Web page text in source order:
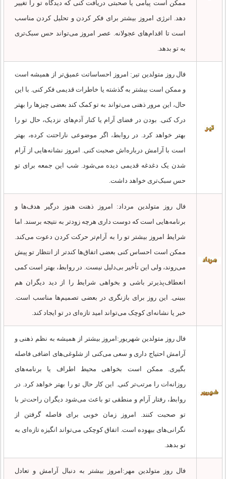
ممکن است پیامی یا صحبتی دریافت کنی که دیدگاه تو را تغییر
دهد. انرژی امروز بیشتر برای فکر کردن و تحلیل کردن مناسب
است تا اقدام‌های عجولانه. عصر امروز می‌تواند حس سبک‌تری
به تو بدهد.
فال روز متولدین تیر: امروز احساساتت عمیق‌تر از همیشه است
و ممکن است بیشتر به گذشته یا خاطرات قدیمی فکر کنی. با این
حال، این مرور ذهنی می‌تواند به تو کمک کند بعضی چیزها را بهتر
درک کنی. بودن در فضای آرام یا کنار آدم‌های نزدیک، حال تو را
بهتر خواهد کرد. در روابط، اگر موضوعی ناراحتت کرده، بهتر
است با آرامش درباره‌اش صحبت کنی. امروز نشانه‌هایی از آرام
شدن یک دغدغه قدیمی دیده می‌شود. شب این جمعه برای تو
حس سبک‌تری خواهد داشت.
فال روز متولدین مرداد: امروز ذهنت هنوز درگیر هدف‌ها و
برنامه‌هایی است که دوست داری هرچه زودتر به نتیجه برسند. اما
شرایط امروز بیشتر تو را به آرام‌تر حرکت کردن دعوت می‌کند.
ممکن است احساس کنی بعضی اتفاق‌ها کندتر از انتظار تو پیش
می‌روند، ولی این تأخیر بی‌دلیل نیست. در روابط، بهتر است کمی
انعطاف‌پذیرتر باشی و بخواهی شرایط را از دید دیگران هم
ببینی. این روز برای بازنگری در بعضی تصمیم‌ها مناسب است.
خبر یا نشانه‌ای کوچک می‌تواند امید تازه‌ای در تو ایجاد کند.
فال روز متولدین شهریور:امروز بیشتر از همیشه به نظم ذهنی و
آرامش احتیاج داری و سعی می‌کنی از شلوغی‌های اضافی فاصله
بگیری. ممکن است بخواهی محیط اطراف یا برنامه‌های
روزانه‌ات را مرتب‌تر کنی. این کار حال تو را بهتر خواهد کرد. در
روابط، رفتار آرام و منطقی تو باعث می‌شود دیگران راحت‌تر با
تو صحبت کنند. امروز زمان خوبی برای فاصله گرفتن از
نگرانی‌های بیهوده است. اتفاق کوچکی می‌تواند انگیزه تازه‌ای به
تو بدهد.
فال روز متولدین مهر:امروز بیشتر به دنبال آرامش و تعادل